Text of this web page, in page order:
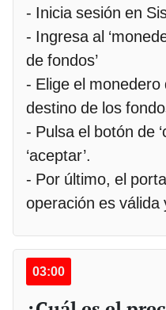
- Inicia sesión en
- Ingresa al
de fondos’
- Elige el
destino de los
- Pulsa el botón de
‘aceptar’.
- Por último, el
operación es válida
03:00